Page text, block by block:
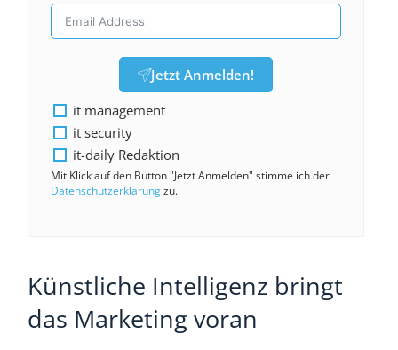
Jetzt Anmelden!
it management
it security
it-daily Redaktion
Mit Klick auf den Button "Jetzt Anmelden" stimme ich der
Datenschutzerklärungzu.
Künstliche Intelligenz bringt
das Marketing voran